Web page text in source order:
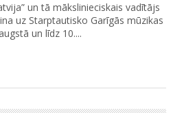
un tā mākslinieciskais vadītājs
uz Starptautisko Garīgās mūzikas
un līdz 10....